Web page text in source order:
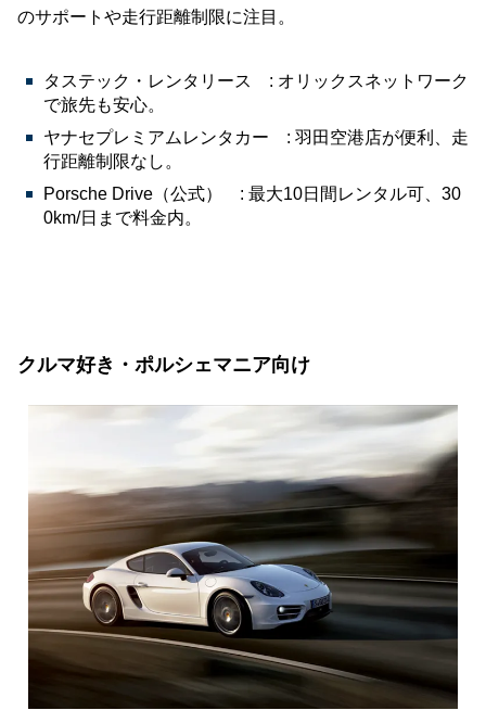
のサポートや走行距離制限に注目。
タステック・レンタリース : オリックスネットワーク
で旅先も安心。
ヤナセプレミアムレンタカー : 羽田空港店が便利、走
行距離制限なし。
Porsche Drive（公式） : 最大10日間レンタル可、30
0km/日まで料金内。
クルマ好き・ポルシェマニア向け